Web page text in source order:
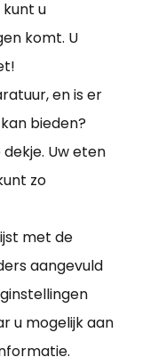
u
komt. U
en is er
bieden?
Uw eten
zo
met de
aangevuld
u mogelijk aan